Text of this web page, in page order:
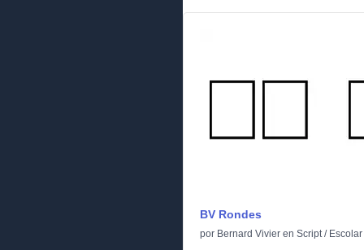
BV Rondes
por Bernard Vivier en Script/ Escolar